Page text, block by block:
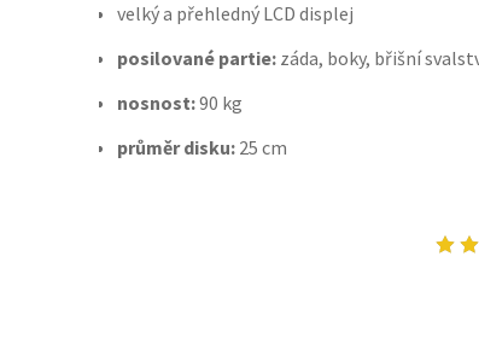
velký a přehledný LCD displej
posilované partie: záda, boky, břišní
nosnost:90 kg
průměr disku: 25 cm